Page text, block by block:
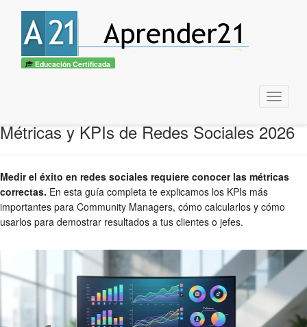
Educación Certificada
Menu
Métricas y KPIs de Redes Sociales 2026
Medir el éxito en redes sociales requiere conocer las métricas
correctas. En esta guía completa te explicamos los KPIs más
importantes para Community Managers, cómo calcularlos y cómo
usarlos para demostrar resultados a tus clientes o jefes.